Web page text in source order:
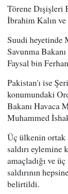
Törene Dışişleri
İbrahim Kalın ve
Suudi heyetinde
Savunma
Faysal bin
Pakistan'ı ise
konumundaki
Bakanı Havaca
Muhammed
Üç ülkenin ortak
saldırı eylemine
amaçladığı ve
saldırının
belirtildi.